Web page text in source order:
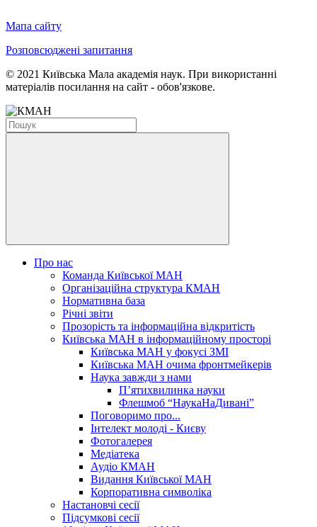
Мапа сайту
Розповсюджені запитання
© 2021 Київська Мала академія наук. При використанні
матеріалів посилання на сайт - обов'язкове.
Про нас
Команда Київської МАН
Організаційна структура КМАН
Нормативна база
Річні звіти
Прозорість та інформаційна відкритість
Київська МАН в інформаційному просторі
Київська МАН у фокусі ЗМІ
Київська МАН очима фронтмейкерів
Наука завжди з нами
П’ятихвилинка науки
Флешмоб “НаукаНаДивані”
Поговоримо про...
Інтелект молоді - Києву
Фотогалерея
Медіатека
Аудіо КМАН
Видання Київської МАН
Корпоративна символіка
Настановчі сесії
Підсумкові сесії